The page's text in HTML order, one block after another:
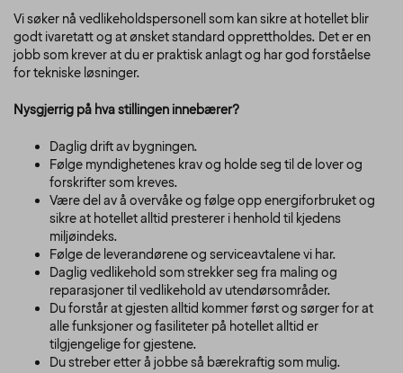
Vi søker nå vedlikeholdspersonell som kan sikre at hotellet blir
godt ivaretatt og at ønsket standard opprettholdes. Det er en
jobb som krever at du er praktisk anlagt og har god forståelse
for tekniske løsninger.
Nysgjerrig på hva stillingen innebærer?
Daglig drift av bygningen.
Følge myndighetenes krav og holde seg til de lover og
forskrifter som kreves.
Være del av å overvåke og følge opp energiforbruket og
sikre at hotellet alltid presterer i henhold til kjedens
miljøindeks.
Følge de leverandørene og serviceavtalene vi har.
Daglig vedlikehold som strekker seg fra maling og
reparasjoner til vedlikehold av utendørsområder.
Du forstår at gjesten alltid kommer først og sørger for at
alle funksjoner og fasiliteter på hotellet alltid er
tilgjengelige for gjestene.
Du streber etter å jobbe så bærekraftig som mulig.